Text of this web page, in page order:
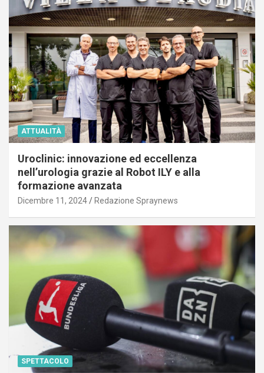
ATTUALITÀ
Uroclinic: innovazione ed eccellenza
nell’urologia grazie al Robot ILY e alla
formazione avanzata
Dicembre 11, 2024 Redazione Spraynews
SPETTACOLO